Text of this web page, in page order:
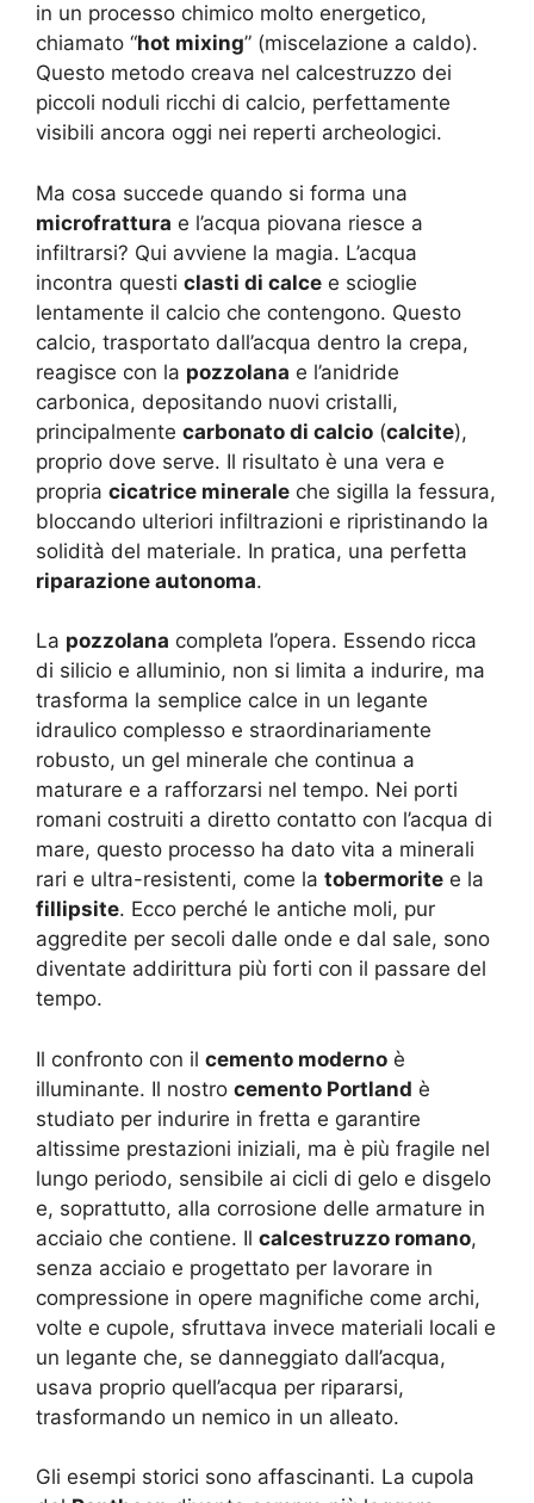
in un processo chimico molto energetico,
chiamato “hot mixing” (miscelazione a caldo).
Questo metodo creava nel calcestruzzo dei
piccoli noduli ricchi di calcio, perfettamente
visibili ancora oggi nei reperti archeologici.
Ma cosa succede quando si forma una
microfrattura e l’acqua piovana riesce a
infiltrarsi? Qui avviene la magia. L’acqua
incontra questi clasti di calce e scioglie
lentamente il calcio che contengono. Questo
calcio, trasportato dall’acqua dentro la crepa,
reagisce con la pozzolana e l’anidride
carbonica, depositando nuovi cristalli,
principalmente carbonato di calcio (calcite),
proprio dove serve. Il risultato è una vera e
propria cicatrice minerale che sigilla la fessura,
bloccando ulteriori infiltrazioni e ripristinando la
solidità del materiale. In pratica, una perfetta
riparazione autonoma.
La pozzolana completa l’opera. Essendo ricca
di silicio e alluminio, non si limita a indurire, ma
trasforma la semplice calce in un legante
idraulico complesso e straordinariamente
robusto, un gel minerale che continua a
maturare e a rafforzarsi nel tempo. Nei porti
romani costruiti a diretto contatto con l’acqua di
mare, questo processo ha dato vita a minerali
rari e ultra-resistenti, come la tobermorite e la
fillipsite. Ecco perché le antiche moli, pur
aggredite per secoli dalle onde e dal sale, sono
diventate addirittura più forti con il passare del
tempo.
Il confronto con il cemento moderno è
illuminante. Il nostro cemento Portland è
studiato per indurire in fretta e garantire
altissime prestazioni iniziali, ma è più fragile nel
lungo periodo, sensibile ai cicli di gelo e disgelo
e, soprattutto, alla corrosione delle armature in
acciaio che contiene. Il calcestruzzo romano,
senza acciaio e progettato per lavorare in
compressione in opere magnifiche come archi,
volte e cupole, sfruttava invece materiali locali e
un legante che, se danneggiato dall’acqua,
usava proprio quell’acqua per ripararsi,
trasformando un nemico in un alleato.
Gli esempi storici sono affascinanti. La cupola